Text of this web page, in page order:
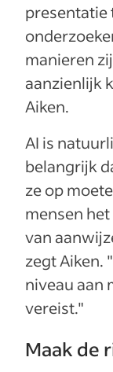
presentatie
manieren
aanzienlijk
Aiken.
AI is
belangrijk
ze op
mensen
van
zegt Aiken.
niveau aan
vereist."
Maak de